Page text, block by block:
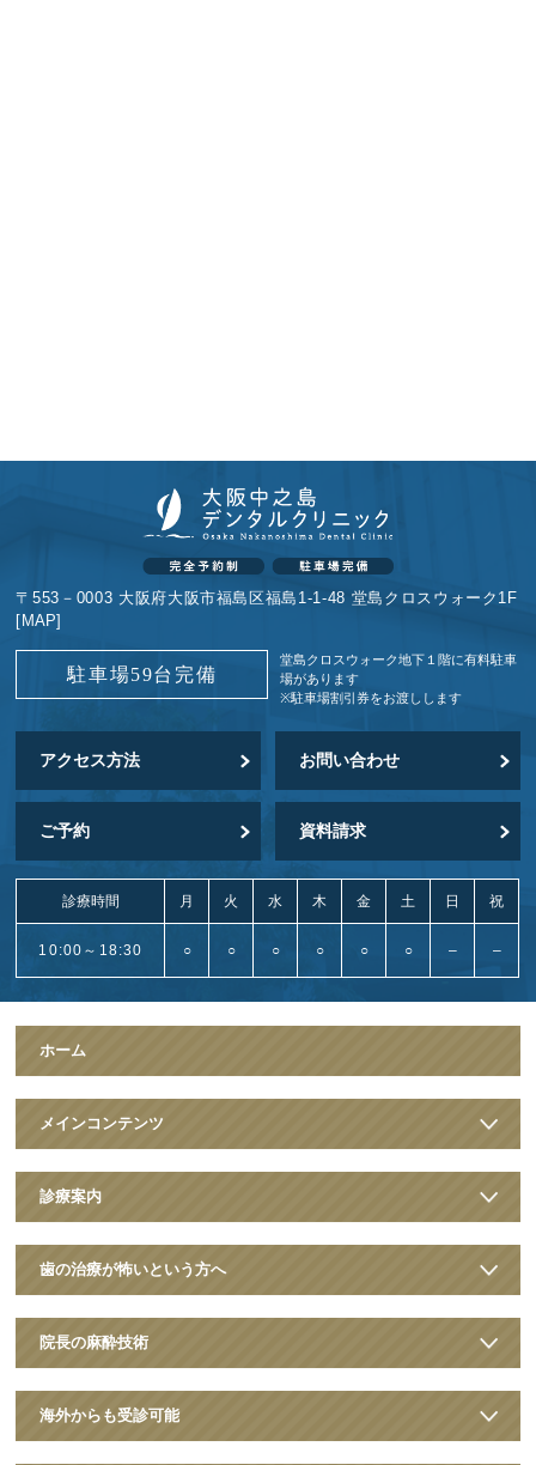
〒553－0003 大阪府大阪市福島区福島1-1-48 堂島クロスウォーク1F
[MAP]
駐車場59台完備
堂島クロスウォーク地下１階に有料駐車
場があります
※駐車場割引券をお渡しします
アクセス方法 お問い合わせ
ご予約 資料請求
診療時間 月 火 水 木 金 土 日 祝
10:00～18:30 ○ ○ ○ ○ ○ ○ – –
ホーム
メインコンテンツ
診療案内
歯の治療が怖いという方へ
院長の麻酔技術
海外からも受診可能